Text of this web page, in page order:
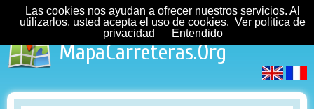
MapaCarreteras.Org
Las cookies nos ayudan a ofrecer nuestros servicios. Al
utilizarlos, usted acepta el uso de cookies. Ver politica de
privacidad
Entendido